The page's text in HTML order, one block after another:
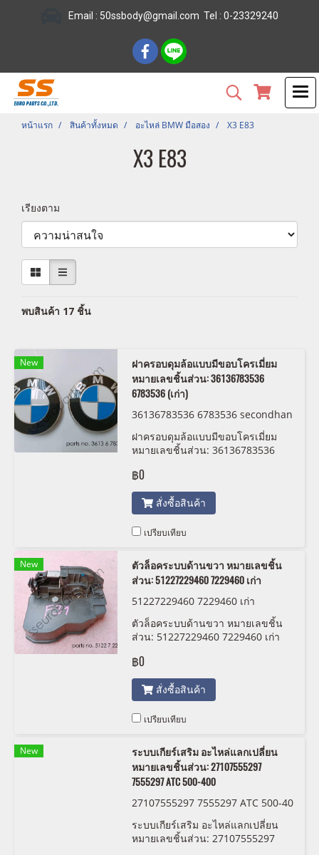
Email : 50ssbody@gmail.com Tel : 0-23329240
หน้าแรก สินค้าทั้งหมด อะไหล่ BMW มือสอง X3 E83
X3 E83
เรียงตาม
พบสินค้า 17 ชิ้น
New
ฝาครอบดุมล้อแบบมีขอบโครเมี่ยม
หมายเลขชิ้นส่วน: 36136783536
6783536 (เก่า)
36136783536 6783536 secondhan
ฝาครอบดุมล้อแบบมีขอบโครเมี่ยม
หมายเลขชิ้นส่วน: 36136783536
฿0
สั่งซื้อสินค้า
เปรียบเทียบ
New
ตัวล็อคระบบด้านขวา หมายเลขชิ้น
ส่วน: 51227229460 7229460 เก่า
51227229460 7229460 เก่า
ตัวล็อคระบบด้านขวา หมายเลขชิ้น
ส่วน: 51227229460 7229460 เก่า
฿0
สั่งซื้อสินค้า
เปรียบเทียบ
New
ระบบเกียร์เสริม อะไหล่แลกเปลี่ยน
หมายเลขชิ้นส่วน: 27107555297
7555297 ATC 500-400
27107555297 7555297 ATC 500-40
ระบบเกียร์เสริม อะไหล่แลกเปลี่ยน
หมายเลขชิ้นส่วน: 27107555297